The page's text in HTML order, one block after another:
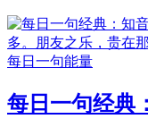
每日一句能量
每日一句经典